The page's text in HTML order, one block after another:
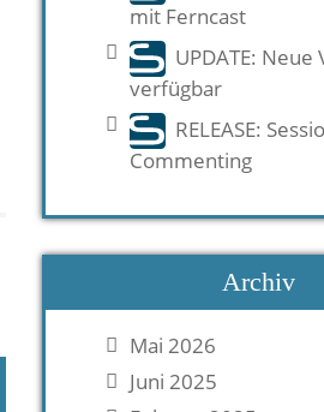
mit Ferncast
UPDATE: Neue
verfügbar
RELEASE:
Commenting
Archiv
Mai 2026
Juni 2025